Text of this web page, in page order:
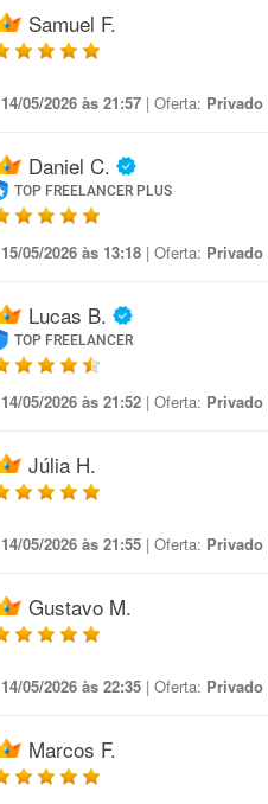
Samuel F.
14/05/2026 às 21:57 | Oferta: Privado
Daniel C.
TOP FREELANCER PLUS
15/05/2026 às 13:18 | Oferta: Privado
Lucas B.
TOP FREELANCER
14/05/2026 às 21:52 | Oferta: Privado
Júlia H.
14/05/2026 às 21:55 | Oferta: Privado
Gustavo M.
14/05/2026 às 22:35 | Oferta: Privado
Marcos F.